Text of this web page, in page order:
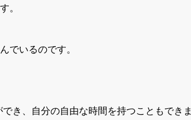
。
でいるのです。
き、自分の自由な時間を持つこともできま